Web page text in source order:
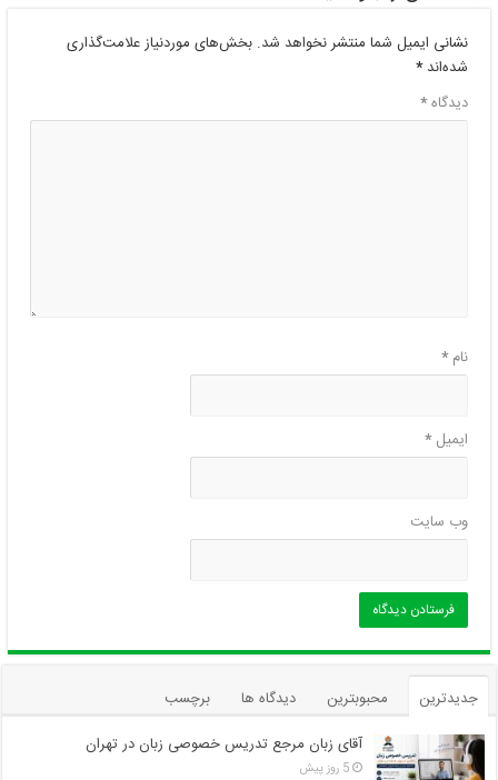
نشانی ایمیل شما منتشر نخواهد شد. بخش‌های موردنیاز علامت‌گذاری
شده‌اند*
دیدگاه*
نام*
ایمیل*
وب‌ سایت
جدیدترین محبوبترین دیدگاه ها
برچسب
آقای زبان مرجع تدریس خصوصی زبان در تهران
5 روز پیش